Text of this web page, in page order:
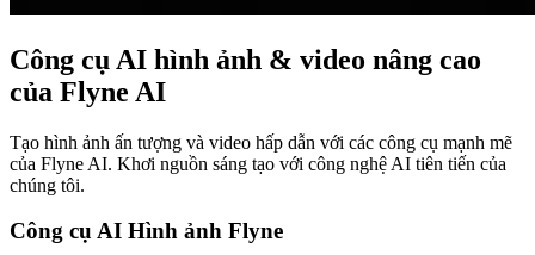
Công cụ AI hình ảnh & video nâng cao
của Flyne AI
Tạo hình ảnh ấn tượng và video hấp dẫn với các công cụ mạnh mẽ
của Flyne AI. Khơi nguồn sáng tạo với công nghệ AI tiên tiến của
chúng tôi.
Công cụ AI Hình ảnh Flyne